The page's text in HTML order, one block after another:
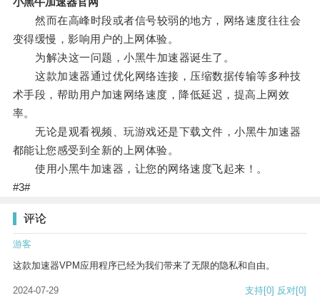
然而在高峰时段或者信号较弱的地方，网络速度往往会
变得缓慢，影响用户的上网体验。
为解决这一问题，小黑牛加速器诞生了。
这款加速器通过优化网络连接，压缩数据传输等多种技
术手段，帮助用户加速网络速度，降低延迟，提高上网效
率。
无论是观看视频、玩游戏还是下载文件，小黑牛加速器
都能让您感受到全新的上网体验。
使用小黑牛加速器，让您的网络速度飞起来！。
#3#
评论
游客
这款加速器VPM应用程序已经为我们带来了无限的隐私和自由。
2024-07-29 支持[0] 反对[0]